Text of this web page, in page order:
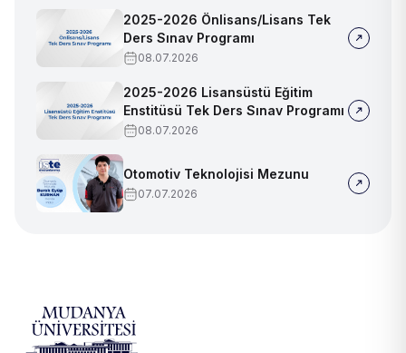
2025-2026 Önlisans/Lisans Tek
Ders Sınav Programı
08.07.2026
2025-2026 Lisansüstü Eğitim
Enstitüsü Tek Ders Sınav Programı
08.07.2026
Otomotiv Teknolojisi Mezunu
07.07.2026